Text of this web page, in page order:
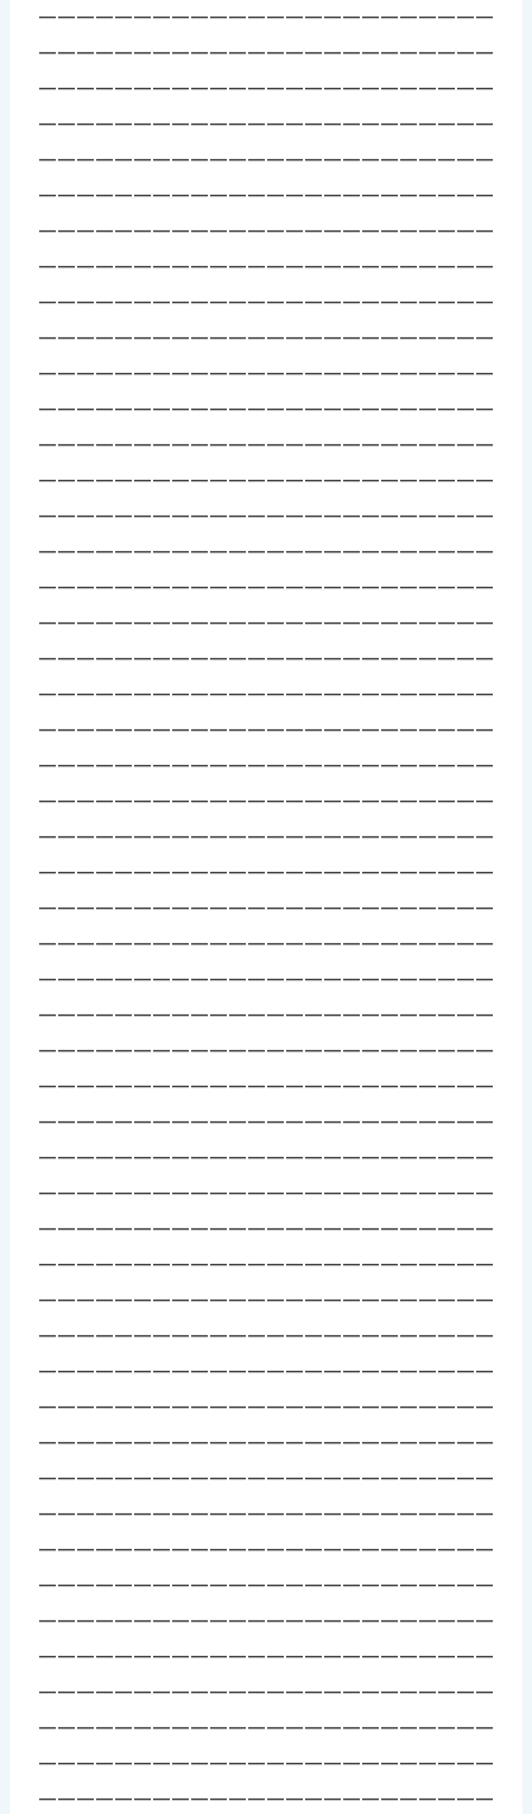
————————————————————————
————————————————————————
————————————————————————
————————————————————————
————————————————————————
————————————————————————
————————————————————————
————————————————————————
————————————————————————
————————————————————————
————————————————————————
————————————————————————
————————————————————————
————————————————————————
————————————————————————
————————————————————————
————————————————————————
————————————————————————
————————————————————————
————————————————————————
————————————————————————
————————————————————————
————————————————————————
————————————————————————
————————————————————————
————————————————————————
————————————————————————
————————————————————————
————————————————————————
————————————————————————
————————————————————————
————————————————————————
————————————————————————
————————————————————————
————————————————————————
————————————————————————
————————————————————————
————————————————————————
————————————————————————
————————————————————————
————————————————————————
————————————————————————
————————————————————————
————————————————————————
————————————————————————
————————————————————————
————————————————————————
————————————————————————
————————————————————————
————————————————————————
————————————————————————